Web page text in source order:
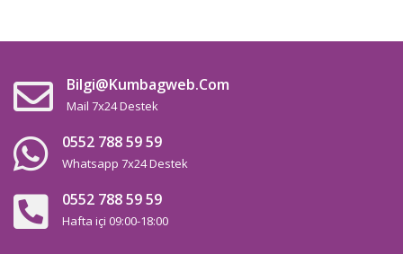
Bilgi@kumbagweb.com
Mail 7x24 Destek
0552 788 59 59
Whatsapp 7x24 Destek
0552 788 59 59
Hafta içi 09:00-18:00